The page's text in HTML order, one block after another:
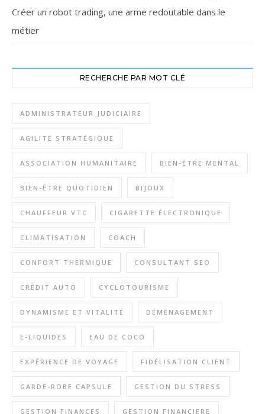
Créer un robot trading, une arme redoutable dans le
métier
RECHERCHE PAR MOT CLÉ
ADMINISTRATEUR JUDICIAIRE
AGILITÉ STRATÉGIQUE
ASSOCIATION HUMANITAIRE BIEN-ÊTRE MENTAL
BIEN-ÊTRE QUOTIDIEN BIJOUX
CHAUFFEUR VTC CIGARETTE ÉLECTRONIQUE
CLIMATISATION COACH
CONFORT THERMIQUE CONSULTANT SEO
CRÉDIT AUTO CYCLOTOURISME
DYNAMISME ET VITALITÉ DÉMÉNAGEMENT
E-LIQUIDES EAU DE COCO
EXPÉRIENCE DE VOYAGE FIDÉLISATION CLIENT
GARDE-ROBE CAPSULE GESTION DU STRESS
GESTION FINANCES GESTION FINANCIERE